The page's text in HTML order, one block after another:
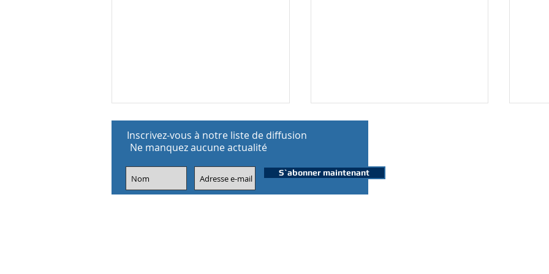
Inscrivez-vous à notre liste de diffusion
Ne manquez aucune actualité
S`abonner maintenant